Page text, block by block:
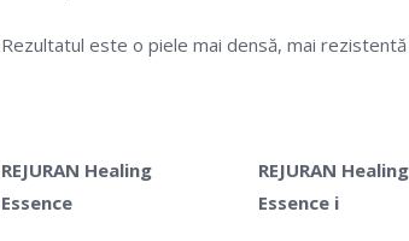
Rezultatul este o piele mai densă, mai rezistentă
REJURAN Healing
Essence
REJURAN Healing
Essence i